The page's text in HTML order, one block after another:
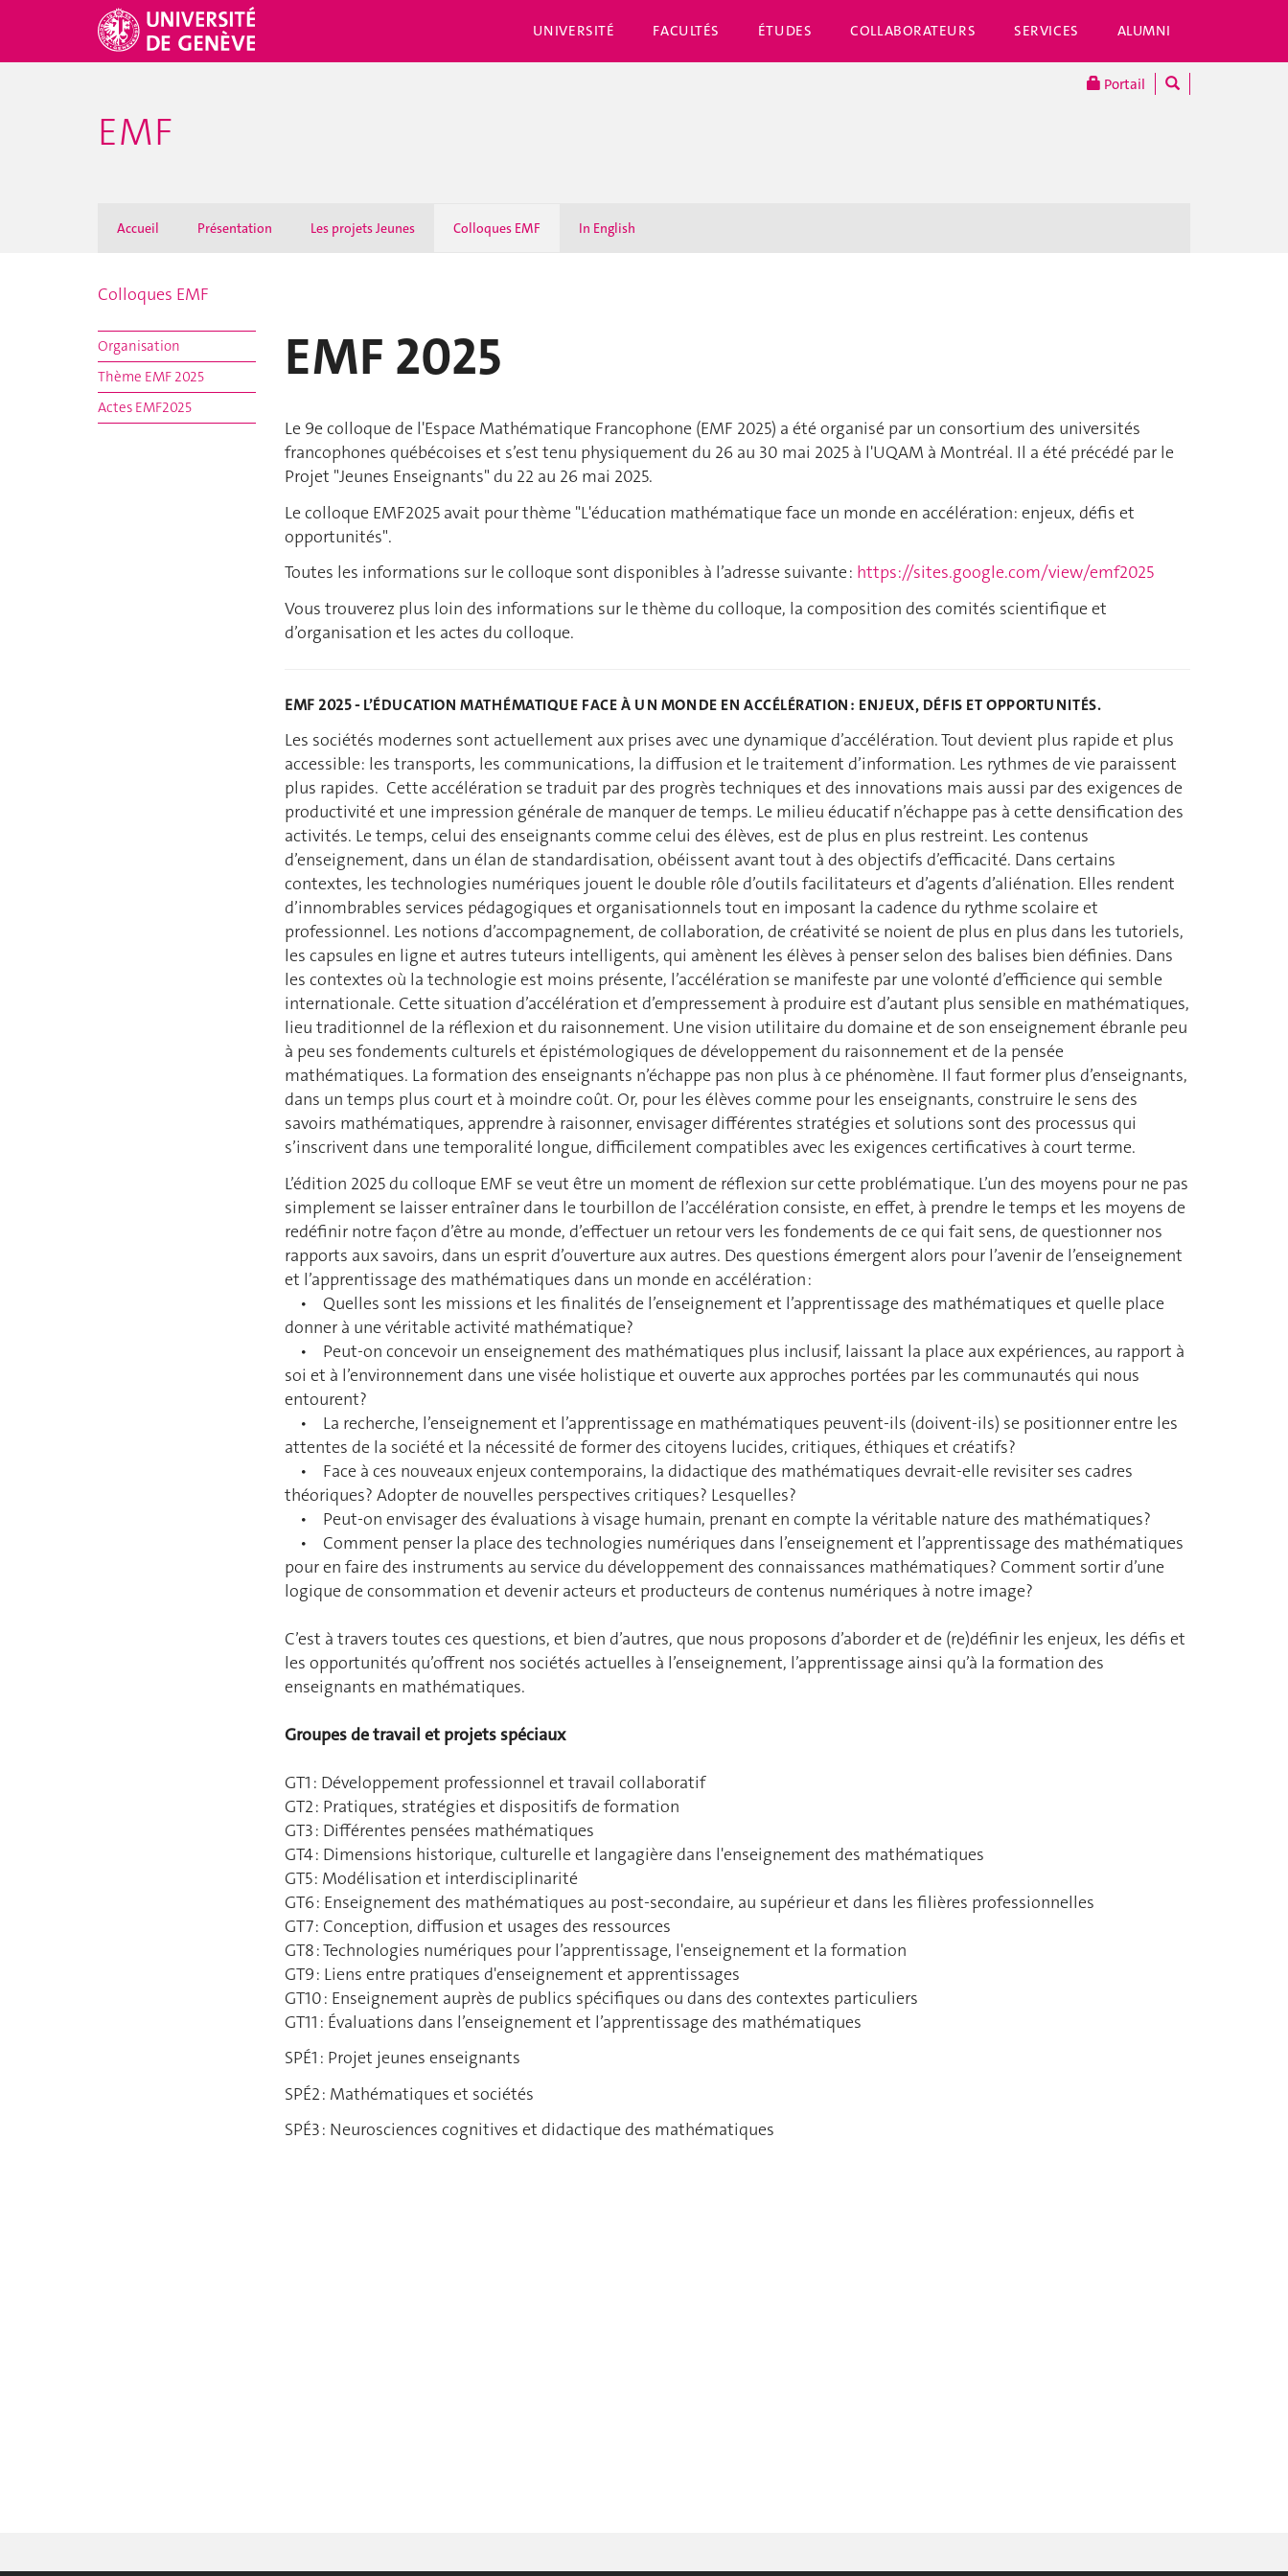
UNIVERSITÉ FACULTÉS ÉTUDES COLLABORATEURS SERVICES ALUMNI
Portail
EMF
Accueil Présentation Les projets Jeunes Colloques EMF In English
Colloques EMF
Organisation
Thème EMF 2025
Actes EMF2025
EMF 2025
Le 9e colloque de l'Espace Mathématique Francophone (EMF 2025) a été organisé par un consortium des universités
francophones québécoises et s’est tenu physiquement du 26 au 30 mai 2025 à l'UQAM à Montréal. Il a été précédé par le
Projet "Jeunes Enseignants" du 22 au 26 mai 2025.
Le colloque EMF2025 avait pour thème "L'éducation mathématique face un monde en accélération: enjeux, défis et
opportunités".
Toutes les informations sur le colloque sont disponibles à l’adresse suivante : https://sites.google.com/view/emf2025
Vous trouverez plus loin des informations sur le thème du colloque, la composition des comités scientifique et
d’organisation et les actes du colloque.
EMF 2025 -L’ÉDUCATION MATHÉMATIQUE FACE À UN MONDE EN ACCÉLÉRATION : ENJEUX, DÉFIS ET OPPORTUNITÉS.
Les sociétés modernes sont actuellement aux prises avec une dynamique d’accélération. Tout devient plus rapide et plus
accessible: les transports, les communications, la diffusion et le traitement d’information. Les rythmes de vie paraissent
plus rapides. Cette accélération se traduit par des progrès techniques et des innovations mais aussi par des exigences de
productivité et une impression générale de manquer de temps. Le milieu éducatif n’échappe pas à cette densification des
activités. Le temps, celui des enseignants comme celui des élèves, est de plus en plus restreint. Les contenus
d’enseignement, dans un élan de standardisation, obéissent avant tout à des objectifs d’efficacité. Dans certains
contextes, les technologies numériques jouent le double rôle d’outils facilitateurs et d’agents d’aliénation. Elles rendent
d’innombrables services pédagogiques et organisationnels tout en imposant la cadence du rythme scolaire et
professionnel. Les notions d’accompagnement, de collaboration, de créativité se noient de plus en plus dans les tutoriels,
les capsules en ligne et autres tuteurs intelligents, qui amènent les élèves à penser selon des balises bien définies. Dans
les contextes où la technologie est moins présente, l’accélération se manifeste par une volonté d’efficience qui semble
internationale. Cette situation d’accélération et d’empressement à produire est d’autant plus sensible en mathématiques,
lieu traditionnel de la réflexion et du raisonnement. Une vision utilitaire du domaine et de son enseignement ébranle peu
à peu ses fondements culturels et épistémologiques de développement du raisonnement et de la pensée
mathématiques. La formation des enseignants n’échappe pas non plus à ce phénomène. Il faut former plus d’enseignants,
dans un temps plus court et à moindre coût. Or, pour les élèves comme pour les enseignants, construire le sens des
savoirs mathématiques, apprendre à raisonner, envisager différentes stratégies et solutions sont des processus qui
s’inscrivent dans une temporalité longue, difficilement compatibles avec les exigences certificatives à court terme.
L’édition 2025 du colloque EMF se veut être un moment de réflexion sur cette problématique. L’un des moyens pour ne pas
simplement se laisser entraîner dans le tourbillon de l’accélération consiste, en effet, à prendre le temps et les moyens de
redéfinir notre façon d’être au monde, d’effectuer un retour vers les fondements de ce qui fait sens, de questionner nos
rapports aux savoirs, dans un esprit d’ouverture aux autres. Des questions émergent alors pour l’avenir de l’enseignement
et l’apprentissage des mathématiques dans un monde en accélération :
• Quelles sont les missions et les finalités de l’enseignement et l’apprentissage des mathématiques et quelle place
donner à une véritable activité mathématique?
• Peut-on concevoir un enseignement des mathématiques plus inclusif, laissant la place aux expériences, au rapport à
soi et à l’environnement dans une visée holistique et ouverte aux approches portées par les communautés qui nous
entourent?
• La recherche, l’enseignement et l’apprentissage en mathématiques peuvent-ils (doivent-ils) se positionner entre les
attentes de la société et la nécessité de former des citoyens lucides, critiques, éthiques et créatifs?
• Face à ces nouveaux enjeux contemporains, la didactique des mathématiques devrait-elle revisiter ses cadres
théoriques? Adopter de nouvelles perspectives critiques? Lesquelles?
• Peut-on envisager des évaluations à visage humain, prenant en compte la véritable nature des mathématiques?
• Comment penser la place des technologies numériques dans l’enseignement et l’apprentissage des mathématiques
pour en faire des instruments au service du développement des connaissances mathématiques? Comment sortir d’une
logique de consommation et devenir acteurs et producteurs de contenus numériques à notre image?
C’est à travers toutes ces questions, et bien d’autres, que nous proposons d’aborder et de (re)définir les enjeux, les défis et
les opportunités qu’offrent nos sociétés actuelles à l’enseignement, l’apprentissage ainsi qu’à la formation des
enseignants en mathématiques.
Groupes de travail et projets spéciaux
GT1 : Développement professionnel et travail collaboratif
GT2 : Pratiques, stratégies et dispositifs de formation
GT3 : Différentes pensées mathématiques
GT4 : Dimensions historique, culturelle et langagière dans l'enseignement des mathématiques
GT5 : Modélisation et interdisciplinarité
GT6 : Enseignement des mathématiques au post-secondaire, au supérieur et dans les filières professionnelles
GT7 : Conception, diffusion et usages des ressources
GT8 : Technologies numériques pour l’apprentissage, l'enseignement et la formation
GT9 : Liens entre pratiques d'enseignement et apprentissages
GT10 : Enseignement auprès de publics spécifiques ou dans des contextes particuliers
GT11 : Évaluations dans l’enseignement et l’apprentissage des mathématiques
SPÉ1 : Projet jeunes enseignants
SPÉ2 : Mathématiques et sociétés
SPÉ3 : Neurosciences cognitives et didactique des mathématiques